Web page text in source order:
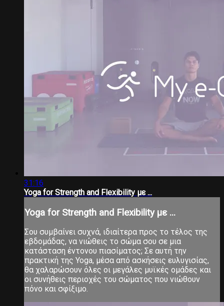
31:16
Yoga for Strength and Flexibility με ...
Yoga for Strength and Flexibility με ...
Σου συμβαίνει συχνά, ιδιαίτερα προς το τέλος της
εβδομάδας, να νιώθεις το σώμα σου σε μια
κατάσταση έντονου πιασίματος; Σε αυτή την
πρακτική της Yoga, μέσα από ασκήσεις ευλυγισίας,
θα χαλαρώσουν όλες οι μεγάλες μυϊκές ομάδες και
οι συνήθεις περιοχές του σώματος που νιώθουν
πόνο και σφίξιμο.